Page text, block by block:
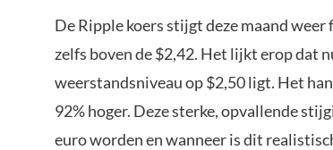
De Ripple koers stijgt deze maand
zelfs boven de $2,42. Het lijkt erop dat
weerstandsniveau op $2,50 ligt. Het
92% hoger. Deze sterke, opvallende
euro worden en wanneer is dit